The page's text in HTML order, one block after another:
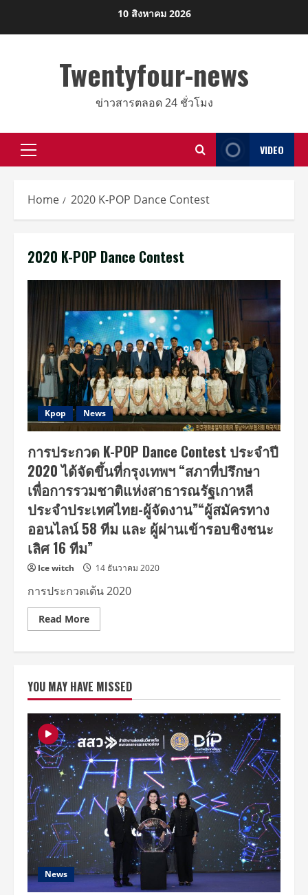
10 สิงหาคม 2026
Twentyfour-news
ข่าวสารตลอด 24 ชั่วโมง
Primary
VIDEO
Home 2020 K-POP Dance Contest
2020 K-POP Dance Contest
Kpop News
การประกวด K-POP Dance Contest ประจำปี
2020 ได้จัดขึ้นที่กรุงเทพฯ “สภาที่ปรึกษา
เพื่อการรวมชาติแห่งสาธารณรัฐเกาหลี
ประจำประเทศไทย-ผู้จัดงาน”“ผู้สมัครทาง
ออนไลน์ 58 ทีม และ ผู้ผ่านเข้ารอบชิงชนะ
เลิศ 16 ทีม”
Ice witch 14 ธันวาคม 2020
การประกวดเต้น 2020
Read MoreRead
more
Dance
Contest
ประจำ
ปี
2020
ได้
จัด
ขึ้น
ที่
กรุงเทพฯ
“สภา
ที่
ปรึกษา
เพื่อ
การ
รวม
ชาติ
แห่ง
สาธารณรัฐ
เกาหลี
ประจำ
ประเทศไทย-
YOU MAY HAVE MISSED
News